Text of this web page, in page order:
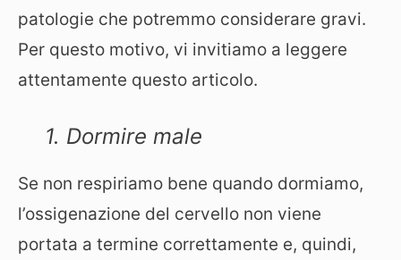
patologie che potremmo considerare gravi.
Per questo motivo, vi invitiamo a leggere
attentamente questo articolo.
1. Dormire male
Se non respiriamo bene quando dormiamo,
l’ossigenazione del cervello non viene
portata a termine correttamente e, quindi,